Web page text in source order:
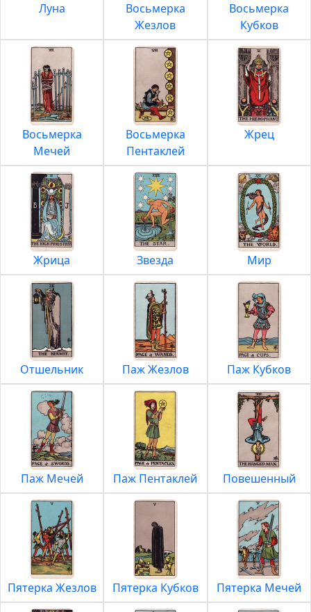
Луна
Восьмерка
Жезлов
Восьмерка
Кубков
Восьмерка
Мечей
Восьмерка
Пентаклей
Жрец
Жрица Звезда Мир
Отшельник Паж Жезлов Паж Кубков
Паж Мечей Паж Пентаклей Повешенный
Пятерка Жезлов Пятерка Кубков Пятерка Мечей